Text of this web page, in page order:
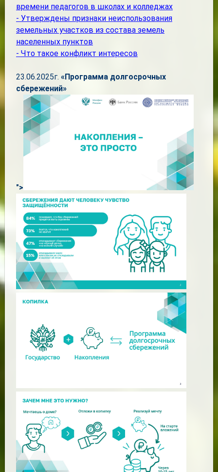
времени педагогов в школах и колледжах
- Утверждены признаки неиспользования
земельных участков из состава земель
населенных пунктов
- Что такое конфликт интересов
23.06.2025г. «Программа долгосрочных
сбережений»
">